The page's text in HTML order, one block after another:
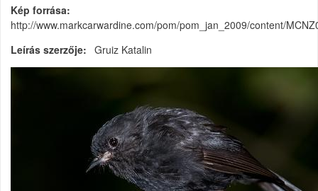
Kép forrása
http://www.markcarwardine.com/pom/pom_jan_2009/content/
Leírás szerzője
Gruiz Katalin